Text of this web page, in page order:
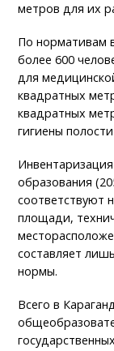
метров для их
По нормативам
более 600
для
квадратных
квадратных
гигиены
образования
соответствуют
площади,
составляет
нормы.
Всего в